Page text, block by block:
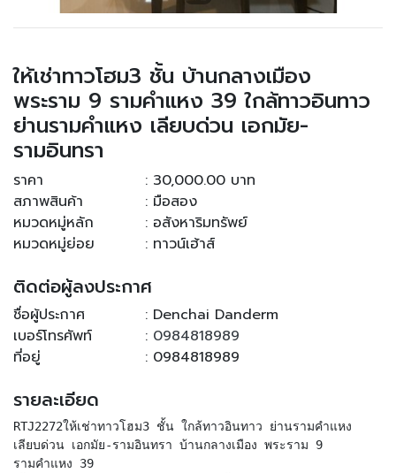
ให้เช่าทาวโฮม3 ชั้น บ้านกลางเมือง
พระราม 9 รามคำแหง 39 ใกล้ทาวอินทาว
ย่านรามคำแหง เลียบด่วน เอกมัย-
รามอินทรา
ราคา
: 30,000.00 บาท
สภาพสินค้า
: มือสอง
หมวดหมู่หลัก
: อสังหาริมทรัพย์
หมวดหมู่ย่อย
: ทาวน์เฮ้าส์
ติดต่อผู้ลงประกาศ
ชื่อผู้ประกาศ
: Denchai Danderm
เบอร์โทรศัพท์
: 0984818989
ที่อยู่
: 0984818989
รายละเอียด
RTJ2272ให้เช่าทาวโฮม3 ชั้น ใกล้ทาวอินทาว ย่านรามคำแหง
เลียบด่วน เอกมัย-รามอินทรา บ้านกลางเมือง พระราม 9
รามคำแหง 39